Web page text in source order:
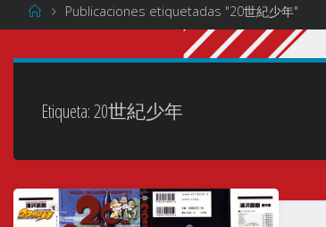
Página
de
Publicaciones etiquetadas "20世紀少年"
Etiqueta:20世紀少年